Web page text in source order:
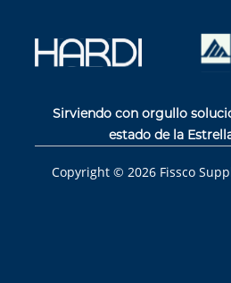
Sirviendo con orgullo
estado de la
Copyright © 2026 Fissco